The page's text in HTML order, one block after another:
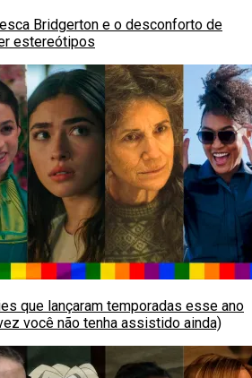
Bridgerton e o desconforto de
estereótipos
que lançaram temporadas esse ano
você não tenha assistido ainda)